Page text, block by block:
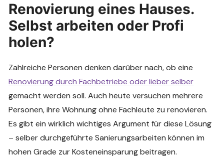
Renovierung eines Hauses.
Selbst arbeiten oder Profi
holen?
Zahlreiche Personen denken darüber nach, ob eine
Renovierung durch Fachbetriebe oder lieber selber
gemacht werden soll. Auch heute versuchen mehrere
Personen, ihre Wohnung ohne Fachleute zu renovieren.
Es gibt ein wirklich wichtiges Argument für diese Lösung
– selber durchgeführte Sanierungsarbeiten können im
hohen Grade zur Kosteneinsparung beitragen.